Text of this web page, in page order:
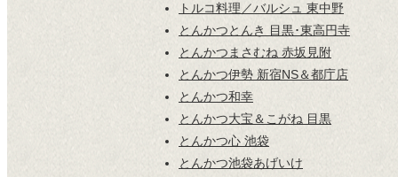
トルコ料理／バルシュ 東中野
とんかつとんき 目黒･東高円寺
とんかつまさむね 赤坂見附
とんかつ伊勢 新宿NS＆都庁店
とんかつ和幸
とんかつ大宝＆こがね 目黒
とんかつ心 池袋
とんかつ池袋あげいけ